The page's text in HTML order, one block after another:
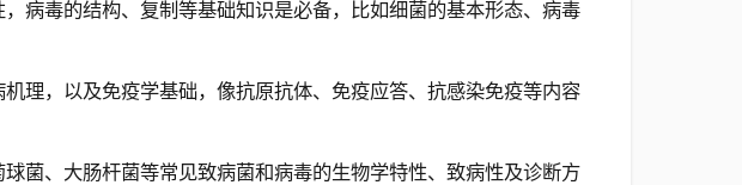
病毒的结构、复制等基础知识是必备，比如细菌的基本形态、病毒
理，以及免疫学基础，像抗原抗体、免疫应答、抗感染免疫等内容
菌、大肠杆菌等常见致病菌和病毒的生物学特性、致病性及诊断方